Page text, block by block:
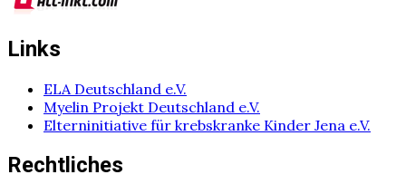
Links
ELA Deutschland e.V.
Myelin Projekt Deutschland e.V.
Elterninitiative für krebskranke Kinder Jena e.V.
Rechtliches